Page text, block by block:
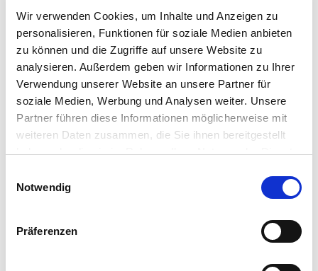
Wir verwenden Cookies, um Inhalte und Anzeigen zu
personalisieren, Funktionen für soziale Medien anbieten
zu können und die Zugriffe auf unsere Website zu
analysieren. Außerdem geben wir Informationen zu Ihrer
Verwendung unserer Website an unsere Partner für
soziale Medien, Werbung und Analysen weiter. Unsere
Partner führen diese Informationen möglicherweise mit
weiteren Daten zusammen, die Sie ihnen bereitgestellt
haben oder die sie im Rahmen Ihrer Nutzung der Dienste
Notwendig
Präferenzen